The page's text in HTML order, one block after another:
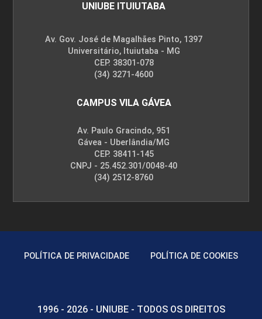
UNIUBE ITUIUTABA
Av. Gov. José de Magalhães Pinto, 1397
Universitário, Ituiutaba - MG
CEP. 38301-078
(34) 3271-4600
CAMPUS VILA GÁVEA
Av. Paulo Gracindo, 951
Gávea - Uberlândia/MG
CEP. 38411-145
CNPJ - 25.452.301/0048-40
(34) 2512-8760
POLÍTICA DE PRIVACIDADE POLÍTICA DE COOKIES
1996 - 2026 - UNIUBE - TODOS OS DIREITOS